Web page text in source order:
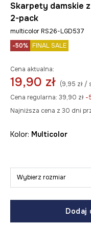
Skarpety damskie
2-pack
multicolor RS26-LGD537
-50% FINAL SALE
Cena aktualna:
19,90 zł (9,95 zł /
Cena regularna: 39,90 zł -
Najniższa cena z 30 dni
Kolor: multicolor
Wybierz rozmiar
Dodaj